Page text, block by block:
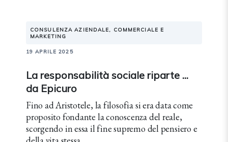
CONSULENZA AZIENDALE, COMMERCIALE E
MARKETING
19 APRILE 2025
La responsabilità sociale riparte ...
da Epicuro
Fino ad Aristotele, la filosofia si era data come
proposito fondante la conoscenza del reale,
scorgendo in essa il fine supremo del pensiero e